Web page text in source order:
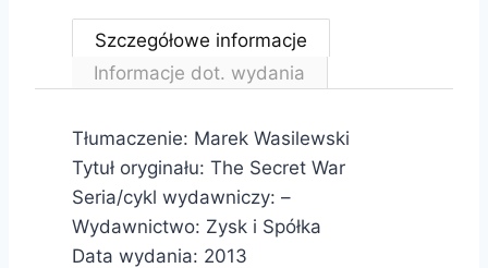
Szczegółowe informacje
Informacje dot. wydania
Tłumaczenie: Marek Wasilewski
Tytuł oryginału: The Secret War
Seria/cykl wydawniczy: –
Wydawnictwo: Zysk i Spółka
Data wydania: 2013